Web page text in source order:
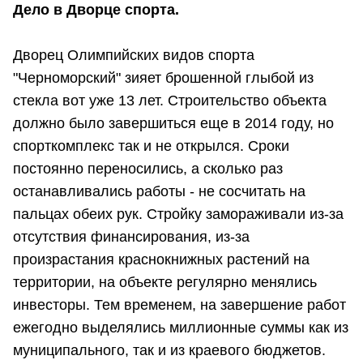
Дело в Дворце спорта.
Дворец Олимпийских видов спорта
"Черноморский" зияет брошенной глыбой из
стекла вот уже 13 лет. Строительство объекта
должно было завершиться еще в 2014 году, но
спорткомплекс так и не открылся. Сроки
постоянно переносились, а сколько раз
останавливались работы - не сосчитать на
пальцах обеих рук. Стройку замораживали из-за
отсутствия финансирования, из-за
произрастания краснокнижных растений на
территории, на объекте регулярно менялись
инвесторы. Тем временем, на завершение работ
ежегодно выделялись миллионные суммы как из
муниципального, так и из краевого бюджетов.